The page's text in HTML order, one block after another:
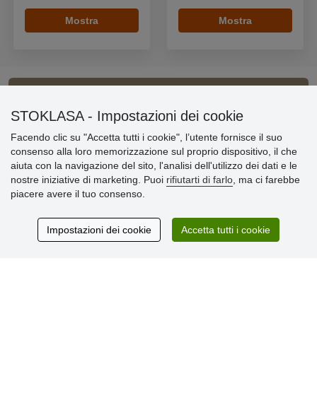
Mostra Mostra
Informazioni importanti
» Impostazioni dei cookie
» Termini & Condizioni
» Informativa sulla Privacy
» Consegna e pagamento
» Garanzia e resi
STOKLASA - Impostazioni dei cookie
Facendo clic su "Accetta tutti i cookie", l’utente fornisce il suo
consenso alla loro memorizzazione sul proprio dispositivo, il che
aiuta con la navigazione del sito, l'analisi dell'utilizzo dei dati e le
nostre iniziative di marketing. Puoi rifiutarti di farlo , ma ci farebbe
piacere avere il tuo consenso.
Impostazioni dei cookie Accetta tutti i cookie